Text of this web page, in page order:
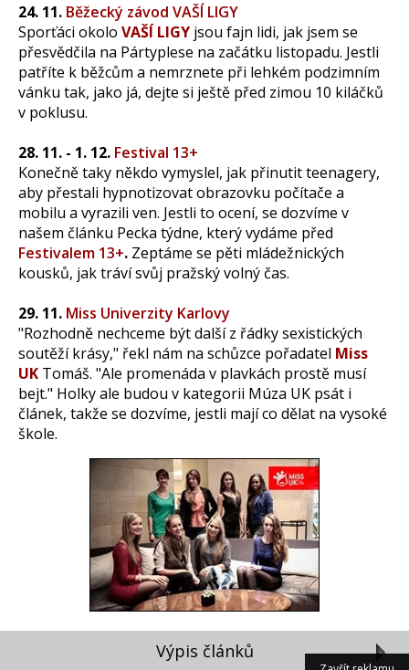
24. 11. Běžecký závod VAŠÍ LIGY
Sporťáci okolo VAŠÍ LIGY jsou fajn lidi, jak jsem se
přesvědčila na Pártyplese na začátku listopadu. Jestli
patříte k běžcům a nemrznete při lehkém podzimním
vánku tak, jako já, dejte si ještě před zimou 10 kiláčků
v poklusu.
28. 11. - 1. 12. Festival 13+
Konečně taky někdo vymyslel, jak přinutit teenagery,
aby přestali hypnotizovat obrazovku počítače a
mobilu a vyrazili ven. Jestli to ocení, se dozvíme v
našem článku Pecka týdne, který vydáme před
Festivalem 13+. Zeptáme se pěti mládežnických
kousků, jak tráví svůj pražský volný čas.
29. 11. Miss Univerzity Karlovy
"Rozhodně nechceme být další z řádky sexistických
soutěží krásy," řekl nám na schůzce pořadatel Miss
UK Tomáš. "Ale promenáda v plavkách prostě musí
bejt." Holky ale budou v kategorii Múza UK psát i
článek, takže se dozvíme, jestli mají co dělat na vysoké
škole.
Výpis článků